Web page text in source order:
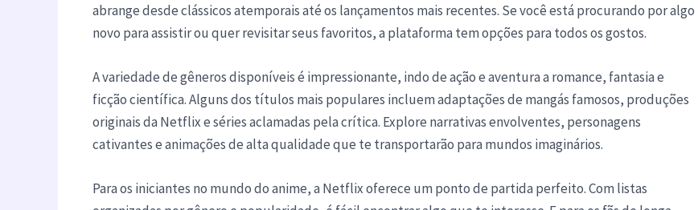
abrange desde clássicos atemporais até os lançamentos mais recentes. Se você está procurando por algo
novo para assistir ou quer revisitar seus favoritos, a plataforma tem opções para todos os gostos.
A variedade de gêneros disponíveis é impressionante, indo de ação e aventura a romance, fantasia e
ficção científica. Alguns dos títulos mais populares incluem adaptações de mangás famosos, produções
originais da Netflix e séries aclamadas pela crítica. Explore narrativas envolventes, personagens
cativantes e animações de alta qualidade que te transportarão para mundos imaginários.
Para os iniciantes no mundo do anime, a Netflix oferece um ponto de partida perfeito. Com listas